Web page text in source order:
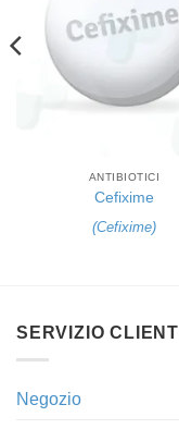
ANTIBIOTICI
Cefixime
(Cefixime)
SERVIZIO CLIENTI
Negozio